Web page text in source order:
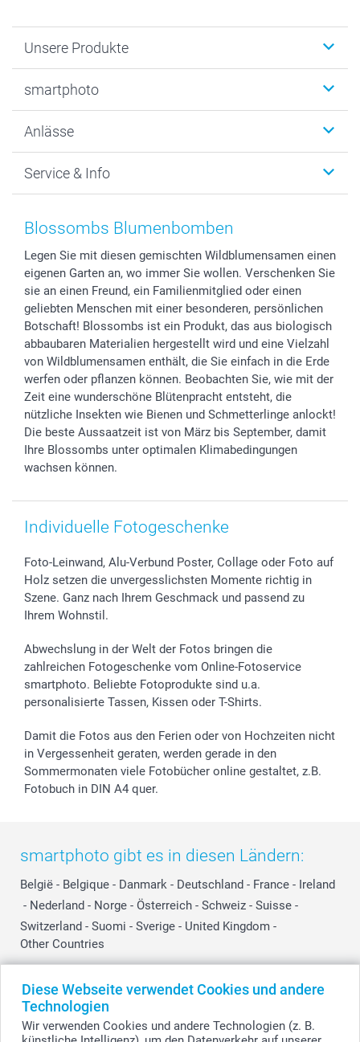
Diese Webseite verwendet Cookies und andere
Technologien
Wir verwenden Cookies und andere Technologien (z. B.
Unsere Produkte
Fotogeschenke
MyNameBook
Fotoabzüge, Fotos als Buch & Poster
Zubehör & Material
Sticker & Etiketten
Geschenk-Gutscheine (PDF)
smartphoto
Warum smartphoto
Datenschutz
AGB
Presse
Partnerprogramme
Investor Relations
B2B smartbusiness
Widerrufsrecht
Anlässe
Neujahr
Muttertag
Kommunion & Konfirmation
Hochzeit
Geburtstag
Geburt
Zu allen Anlässen
Service & Info
Preise und Versandkosten
48h Lieferung
Zahlungsmöglichkeiten
Anmelden /Registrieren
Sitemap
Status der Bestellung
smartfriends
smartgarantie
smartbonus
Blossombs Blumenbomben
Legen Sie mit diesen gemischten Wildblumensamen einen
eigenen Garten an, wo immer Sie wollen. Verschenken Sie
sie an einen Freund, ein Familienmitglied oder einen
geliebten Menschen mit einer besonderen, persönlichen
Botschaft! Blossombs ist ein Produkt, das aus biologisch
abbaubaren Materialien hergestellt wird und eine Vielzahl
von Wildblumensamen enthält, die Sie einfach in die Erde
werfen oder pflanzen können. Beobachten Sie, wie mit der
Zeit eine wunderschöne Blütenpracht entsteht, die
nützliche Insekten wie Bienen und Schmetterlinge anlockt!
Die beste Aussaatzeit ist von März bis September, damit
Ihre Blossombs unter optimalen Klimabedingungen
wachsen können.
Individuelle Fotogeschenke
Foto-Leinwand, Alu-Verbund Poster, Collage oder Foto auf
Holz setzen die unvergesslichsten Momente richtig in
Szene. Ganz nach Ihrem Geschmack und passend zu
Ihrem Wohnstil.
Abwechslung in der Welt der Fotos bringen die
zahlreichen Fotogeschenke vom Online-Fotoservice
smartphoto. Beliebte Fotoprodukte sind u.a.
personalisierte Tassen, Kissen oder T-Shirts.
Damit die Fotos aus den Ferien oder von Hochzeiten nicht
in Vergessenheit geraten, werden gerade in den
Sommermonaten viele Fotobücher online gestaltet, z.B.
Fotobuch in DIN A4 quer.
smartphoto gibt es in diesen Ländern:
België - Belgique - Danmark - Deutschland - France - Ireland
- Nederland - Norge - Österreich - Schweiz - Suisse -
Switzerland - Suomi - Sverige - United Kingdom -
Other Countries
Alle Preise verstehen sich in Schweizer Franken (CHF) inkl. MwSt. und zzgl.